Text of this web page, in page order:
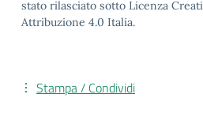
stato rilasciato sotto Licenza
Attribuzione 4.0 Italia.
Stampa / Condividi